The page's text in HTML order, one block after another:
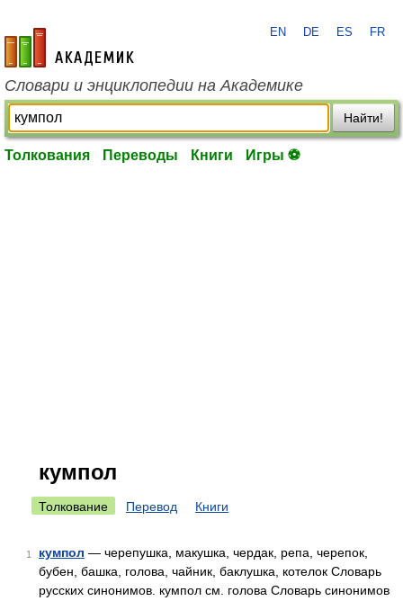
academic.ru
EN DE ES FR
Словари и энциклопедии на Академике
Найти!
Толкования Переводы Книги Игры ⚽
кумпол
Толкование Перевод Книги
1 кумпол — черепушка, макушка, чердак, репа, черепок,
бубен, башка, голова, чайник, баклушка, котелок Словарь
русских синонимов. кумпол см. голова Словарь синонимов